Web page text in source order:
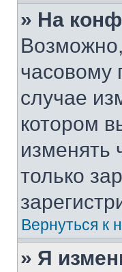
» На
часовому
случае
котором
изменять
только
Вернуться к
» Я